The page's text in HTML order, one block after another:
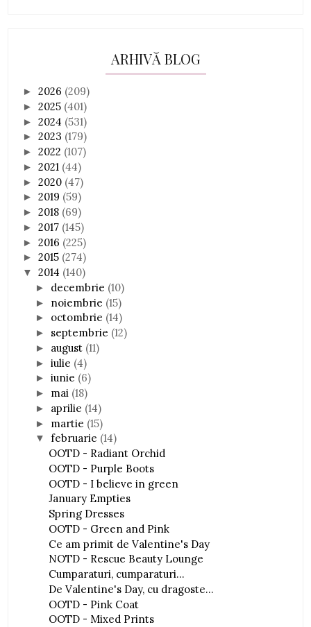
ARHIVĂ BLOG
►2026 (209)
►2025 (401)
►2024 (531)
►2023 (179)
►2022 (107)
►2021 (44)
►2020 (47)
►2019 (59)
►2018 (69)
►2017 (145)
►2016 (225)
►2015 (274)
▼2014 (140)
► decembrie (10)
► noiembrie (15)
► octombrie (14)
► septembrie (12)
► august (11)
►iulie (4)
►iunie (6)
► mai (18)
► aprilie (14)
► martie (15)
▼februarie (14)
OOTD - Radiant Orchid
OOTD - Purple Boots
OOTD - I believe in green
January Empties
Spring Dresses
OOTD - Green and Pink
Ce am primit de Valentine's Day
NOTD - Rescue Beauty Lounge
Cumparaturi, cumparaturi...
De Valentine's Day, cu dragoste...
OOTD - Pink Coat
OOTD - Mixed Prints